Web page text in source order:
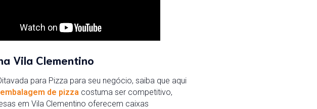
Vila Clementino
para Pizza para seu negócio, saiba que aqui
de pizza costuma ser competitivo,
em Vila Clementino oferecem caixas